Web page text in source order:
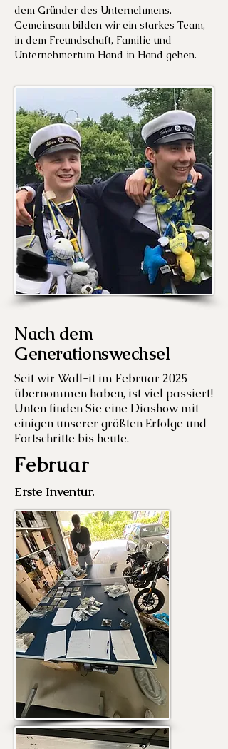
dem Gründer des Unternehmens.
Gemeinsam bilden wir ein starkes Team,
in dem Freundschaft, Familie und
Unternehmertum Hand in Hand gehen.
Nach dem
Generationswechsel
Seit wir Wall-it im Februar 2025
übernommen haben, ist viel passiert!
Unten finden Sie eine Diashow mit
einigen unserer größten Erfolge und
Fortschritte bis heute.
Februar
Erste Inventur.